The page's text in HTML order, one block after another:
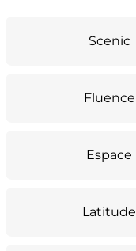
Scenic
Fluence
Espace
Latitude